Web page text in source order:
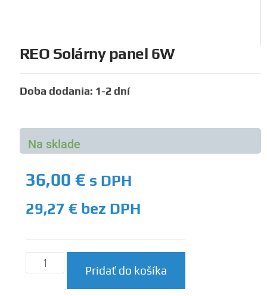
REO Solárny panel 6W
Doba dodania: 1-2 dní
Na sklade
36,00 € s DPH
29,27 € bez DPH
Pridať do košíka